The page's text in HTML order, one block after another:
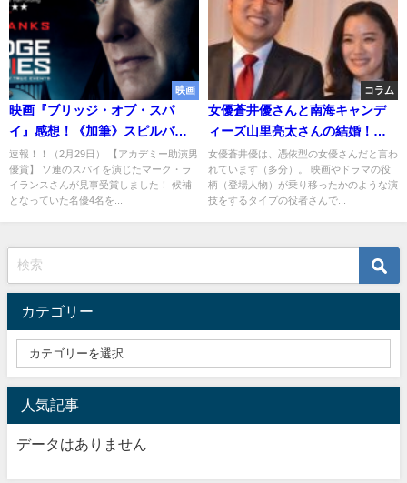
映画
映画『ブリッジ・オブ・スパ
イ』感想！《加筆》スピルバー
グ＆トム・ハンクス＋マーク・
ライランスの力
速報！！（2月29日） 【アカデミー助演男
優賞】 ソ連のスパイを演じたマーク・ラ
イランスさんが見事受賞しました！ 候補
となっていた名優4名を...
コラム
女優蒼井優さんと南海キャンデ
ィーズ山里亮太さんの結婚！普
通の感想
女優蒼井優は、憑依型の女優さんだと言わ
れています（多分）。 映画やドラマの役
柄（登場人物）が乗り移ったかのような演
技をするタイプの役者さんで...
カテゴリー
人気記事
データはありません